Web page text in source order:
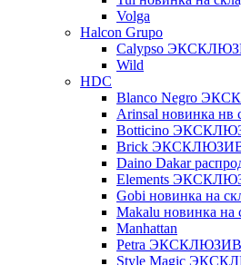
Volga
Halcon Grupo
Calypso
Wild
HDC
Blanco Negro
Arinsal новинка нв
Botticino
Brick
Daino Dakar
Elements
Gobi новинка на
Makalu новинка на
Manhattan
Petra ЭКСКЛЮЗИВ
Style Magic